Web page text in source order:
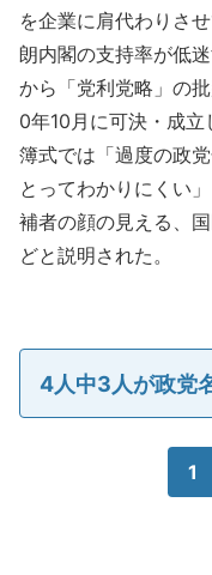
を企業に肩代わりさ
朗内閣の支持率が低
から「党利党略」の
0年10月に可決・成
簿式では「過度の政
とってわかりにくい
補者の顔の見える、
どと説明された。
4人中3人が政党
1